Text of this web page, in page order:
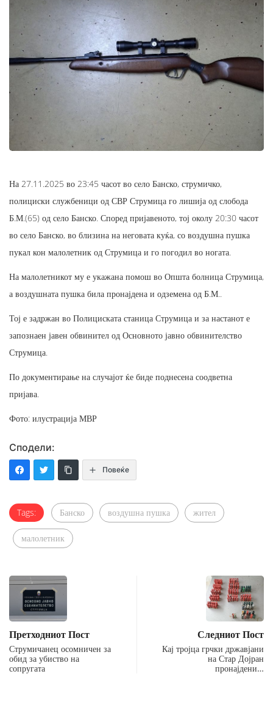
На 27.11.2025 во 23:45 часот во село Банско, струмичко,
полициски службеници од СВР Струмица го лишија од слобода
Б.М.(65) од село Банско. Според пријавеното, тој околу 20:30 часот
во село Банско, во близина на неговата куќа, со воздушна пушка
пукал кон малолетник од Струмица и го погодил во ногата.
На малолетникот му е укажана помош во Општа болница Струмица,
а воздушната пушка била пронајдена и одземена од Б.М..
Тој е задржан во Полициската станица Струмица и за настанот е
запознаен јавен обвинител од Основното јавно обвинителство
Струмица.
По документирање на случајот ќе биде поднесена соодветна
пријава.
Фото: илустрација МВР
Сподели:
Повеќе
Tags: Банско воздушна пушка жител
малолетник
Претходниот Пост
Струмичанец осомничен за
обид за убиство на
сопругата
Следниот Пост
Кај тројца грчки државјани
на Стар Дојран
пронајдени…